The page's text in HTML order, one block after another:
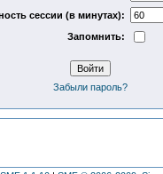
сессии (в минутах):
Запомнить:
Забыли пароль?